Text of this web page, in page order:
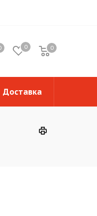
0 0
0
Доставка